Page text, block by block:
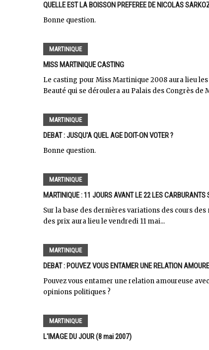
QUELLE EST LA BOISSON PREFEREE DE NICOLAS
Bonne question.
MARTINIQUE
MISS MARTINIQUE CASTING
Le casting pour Miss Martinique 2008 aura lieu
Beauté qui se déroulera au Palais des Congrès de
MARTINIQUE
DEBAT : JUSQU'A QUEL AGE DOIT-ON VOTER ?
Bonne question.
MARTINIQUE
MARTINIQUE : 11 JOURS AVANT LE 22 LES CARBURANTS
Sur la base des dernières variations des cours
des prix aura lieu le vendredi 11 mai...
MARTINIQUE
DEBAT : POUVEZ VOUS ENTAMER UNE RELATION
Pouvez vous entamer une relation amoureuse
opinions politiques ?
MARTINIQUE
L'IMAGE DU JOUR (8 mai 2007)